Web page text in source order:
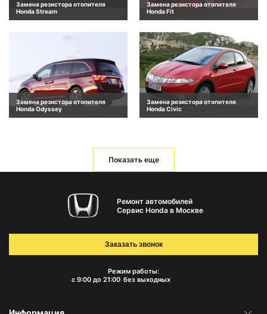
Замена резистора отопителя
Honda Stream
Замена резистора отопителя
Honda Fit
Замена резистора отопителя
Honda Odyssey
Замена резистора отопителя
Honda Civic
Показать еще
Ремонт автомобилей
Сервис Honda в Москве
Режим работы:
с 9:00 до 21:00 без выходных
Заказать звонок